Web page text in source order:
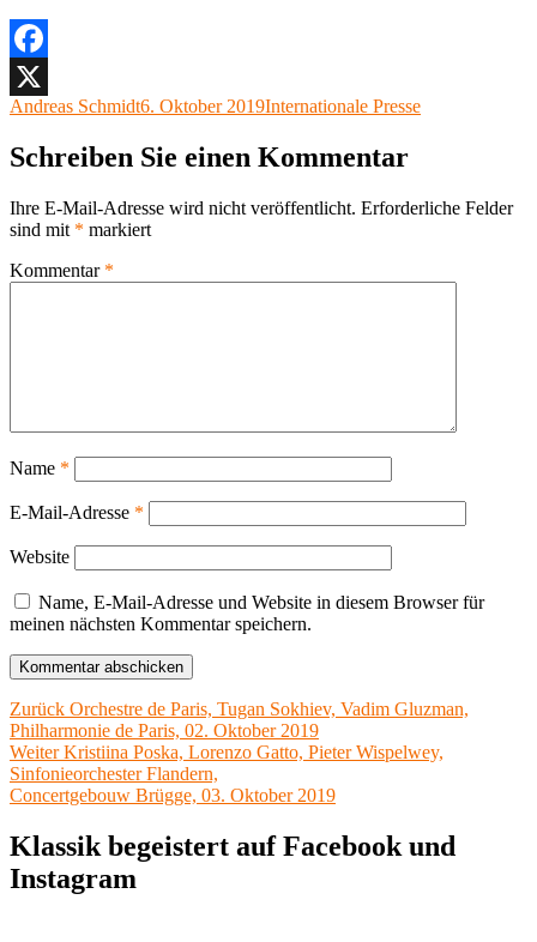
Facebook
X
Autor
Andreas SchmidtVeröffentlicht
6. Oktober 2019Kategorien
Internationale Presse
Schreiben Sie einen Kommentar
Ihre E-Mail-Adresse wird nicht veröffentlicht. Erforderliche Felder
sind mit * markiert
Kommentar *
Name *
E-Mail-Adresse *
Website
Name, E-Mail-Adresse und Website in diesem Browser für
meinen nächsten Kommentar speichern.
Beitragsnavigation
Zurück Vorheriger
Beitrag:
Orchestre de Paris, Tugan Sokhiev, Vadim Gluzman,
Philharmonie de Paris, 02. Oktober 2019
Weiter Nächster
Beitrag:
Kristiina Poska, Lorenzo Gatto, Pieter Wispelwey,
Sinfonieorchester Flandern,
Concertgebouw Brügge, 03. Oktober 2019
Klassik begeistert auf Facebook und
Instagram